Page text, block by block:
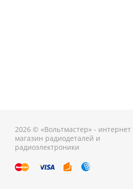
2026 © «Вольтмастер» - интернет
магазин радиодеталей и
радиоэлектроники